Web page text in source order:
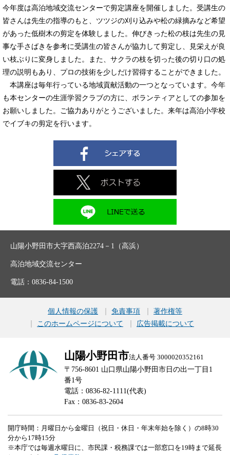
今年度は高泊地域交流センターで剪定講座を開催しました。受講生の
皆さんは先生の指導のもと、ツツジの刈り込みや松の緑摘みなど希望
があった低樹木の剪定を体験しました。伸びきった松の枝は先生の見
事な手さばきを参考に受講生の皆さんが協力して剪定し、見栄えが良
い枝ぶりに変身しました。また、サクラの枝を切った後の切り口の処
理の説明もあり、プロの技術を少しだけ習得することができました。
本講座は毎年行っている地域貢献活動の一つとなっています。今年
も本センターの生涯学習クラブの方に、ボランティアとしての参加を
お願いしました。ご協力ありがとうございました。来年は高泊小学校
でイブキの剪定を行います。
山陽小野田市大字西高泊2274－1（高浜）
高泊地域交流センター
電話：0836-84-1500
個人情報の保護 免責事項
著作権等
このホームページについて
広告掲載について
山陽小野田市法人番号 3000020352161
〒756-8601 山口県山陽小野田市日の出一丁目1
番1号
電話：0836-82-1111(代表)
Fax：0836-83-2604
開庁時間：月曜日から金曜日（祝日・休日・年末年始を除く）の8時30
分から17時15分
※本庁では毎週水曜日に、市民課・税務課では一部窓口を19時まで延長